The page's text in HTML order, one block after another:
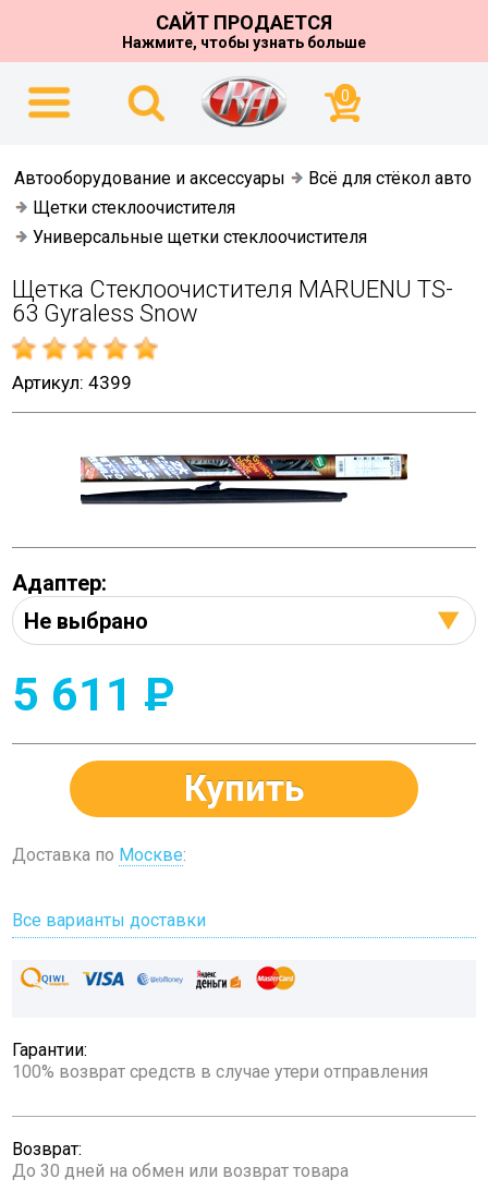
САЙТ ПРОДАЕТСЯ
Нажмите, чтобы узнать больше
0
Автооборудование и аксессуары
Всё для стёкол авто
Щетки стеклоочистителя
Универсальные щетки стеклоочистителя
Щетка Стеклоочистителя MARUENU TS-
63 Gyraless Snow
Артикул: 4399
Адаптер:
5 611 P
Купить
Доставка по Москве:
Все варианты доставки
Гарантии:
100% возврат средств в случае утери отправления
Возврат:
До 30 дней на обмен или возврат товара